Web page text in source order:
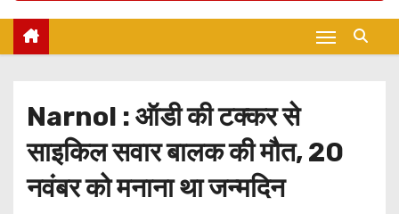
Narnol : ऑडी की टक्कर से
साइकिल सवार बालक की मौत, 20
नवंबर को मनाना था जन्मदिन